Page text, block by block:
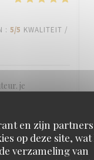
en zijn partners
op deze site,
verzameling van
: 5/5 KWALITEIT /
je
par terre.